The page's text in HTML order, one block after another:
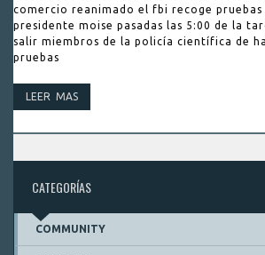
comercio reanimado el fbi recoge pruebas
presidente moise pasadas las 5:00 de la
salir miembros de la policía científica de
pruebas
LEER MAS
CATEGORÍAS
COMMUNITY